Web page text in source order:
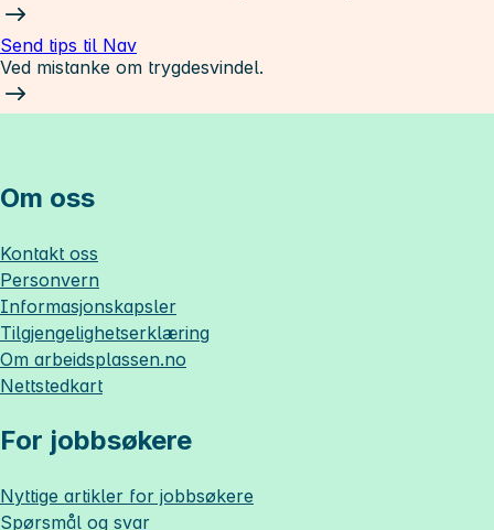
Send tips til Nav
Ved mistanke om trygdesvindel.
Om oss
Kontakt oss
Personvern
Informasjonskapsler
Tilgjengelighetserklæring
Om arbeidsplassen.no
Nettstedkart
For jobbsøkere
Nyttige artikler for jobbsøkere
Spørsmål og svar